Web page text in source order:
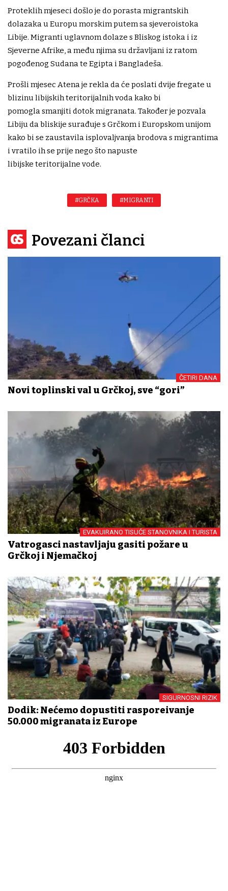
Proteklih mjeseci došlo je do porasta migrantskih
dolazaka u Europu morskim putem sa sjeveroistoka
Libije. Migranti uglavnom dolaze s Bliskog istoka i iz
Sjeverne Afrike, a među njima su državljani iz ratom
pogođenog Sudana te Egipta i Bangladeša.
Prošli mjesec Atena je rekla da će poslati dvije fregate u
blizinu libijskih teritorijalnih voda kako bi
pomogla smanjiti dotok migranata. Također je pozvala
Libiju da bliskije surađuje s Grčkom i Europskom unijom
kako bi se zaustavila isplovaljvanja brodova s migrantima
i vratilo ih se prije nego što napuste
libijske teritorijalne vode.
#GRČKA #MIGRANTI
Povezani članci
ČETIRI DANA
Novi toplinski val u Grčkoj, sve “gori”
EVAKUIRANO TISUĆE STANOVNIKA I TURISTA
Vatrogasci nastavljaju gasiti požare u
Grčkoj i Njemačkoj
SIGURNOSNI RIZIK
Dodik: Nećemo dopustiti raspoređivanje
50.000 migranata iz Europe